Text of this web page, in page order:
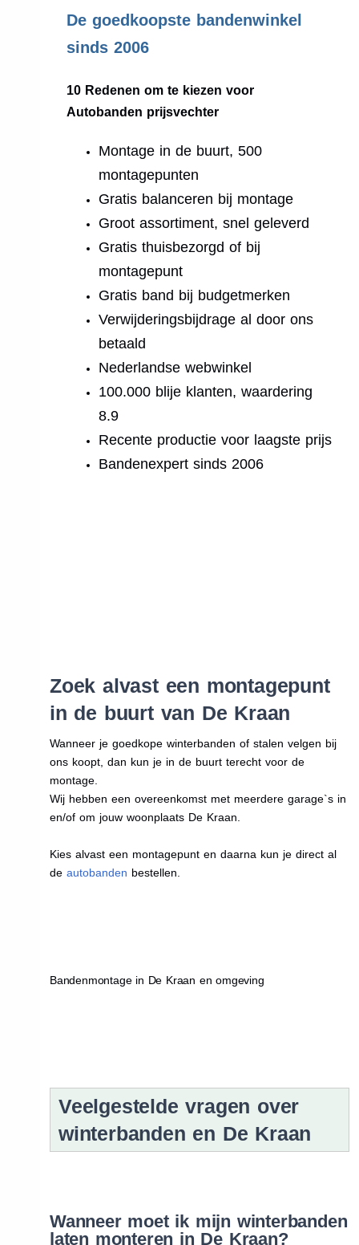
De goedkoopste bandenwinkel
sinds 2006
10 Redenen om te kiezen voor
Autobanden prijsvechter
Montage in de buurt, 500
montagepunten
Gratis balanceren bij montage
Groot assortiment, snel geleverd
Gratis thuisbezorgd of bij
montagepunt
Gratis band bij budgetmerken
Verwijderingsbijdrage al door ons
betaald
Nederlandse webwinkel
100.000 blije klanten, waardering
8.9
Recente productie voor laagste prijs
Bandenexpert sinds 2006
Zoek alvast een montagepunt
in de buurt van De Kraan
Wanneer je goedkope winterbanden of stalen velgen bij
ons koopt, dan kun je in de buurt terecht voor de
montage.
Wij hebben een overeenkomst met meerdere garage`s in
en/of om jouw woonplaats De Kraan.
Kies alvast een montagepunt en daarna kun je direct al
de autobanden bestellen.
Bandenmontage in De Kraan en omgeving
Veelgestelde vragen over
winterbanden en De Kraan
Wanneer moet ik mijn winterbanden
laten monteren in De Kraan?